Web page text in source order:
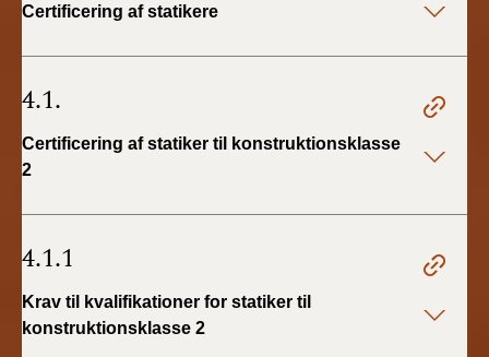
Certificering af statikere
4.1.
Certificering af statiker til konstruktionsklasse
2
4.1.1
Krav til kvalifikationer for statiker til
konstruktionsklasse 2